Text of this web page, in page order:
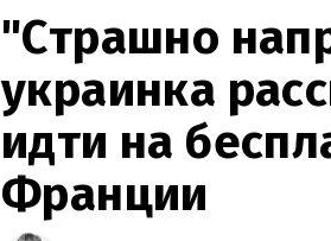
"Страшно
украинка
идти на
Франции